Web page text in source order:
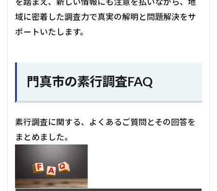
域に密着した調査力で真実の解明と問題解決をサ
ポートいたします。
門真市の素行調査FAQ
素行調査に関する、よくあるご質問とその回答を
まとめました。